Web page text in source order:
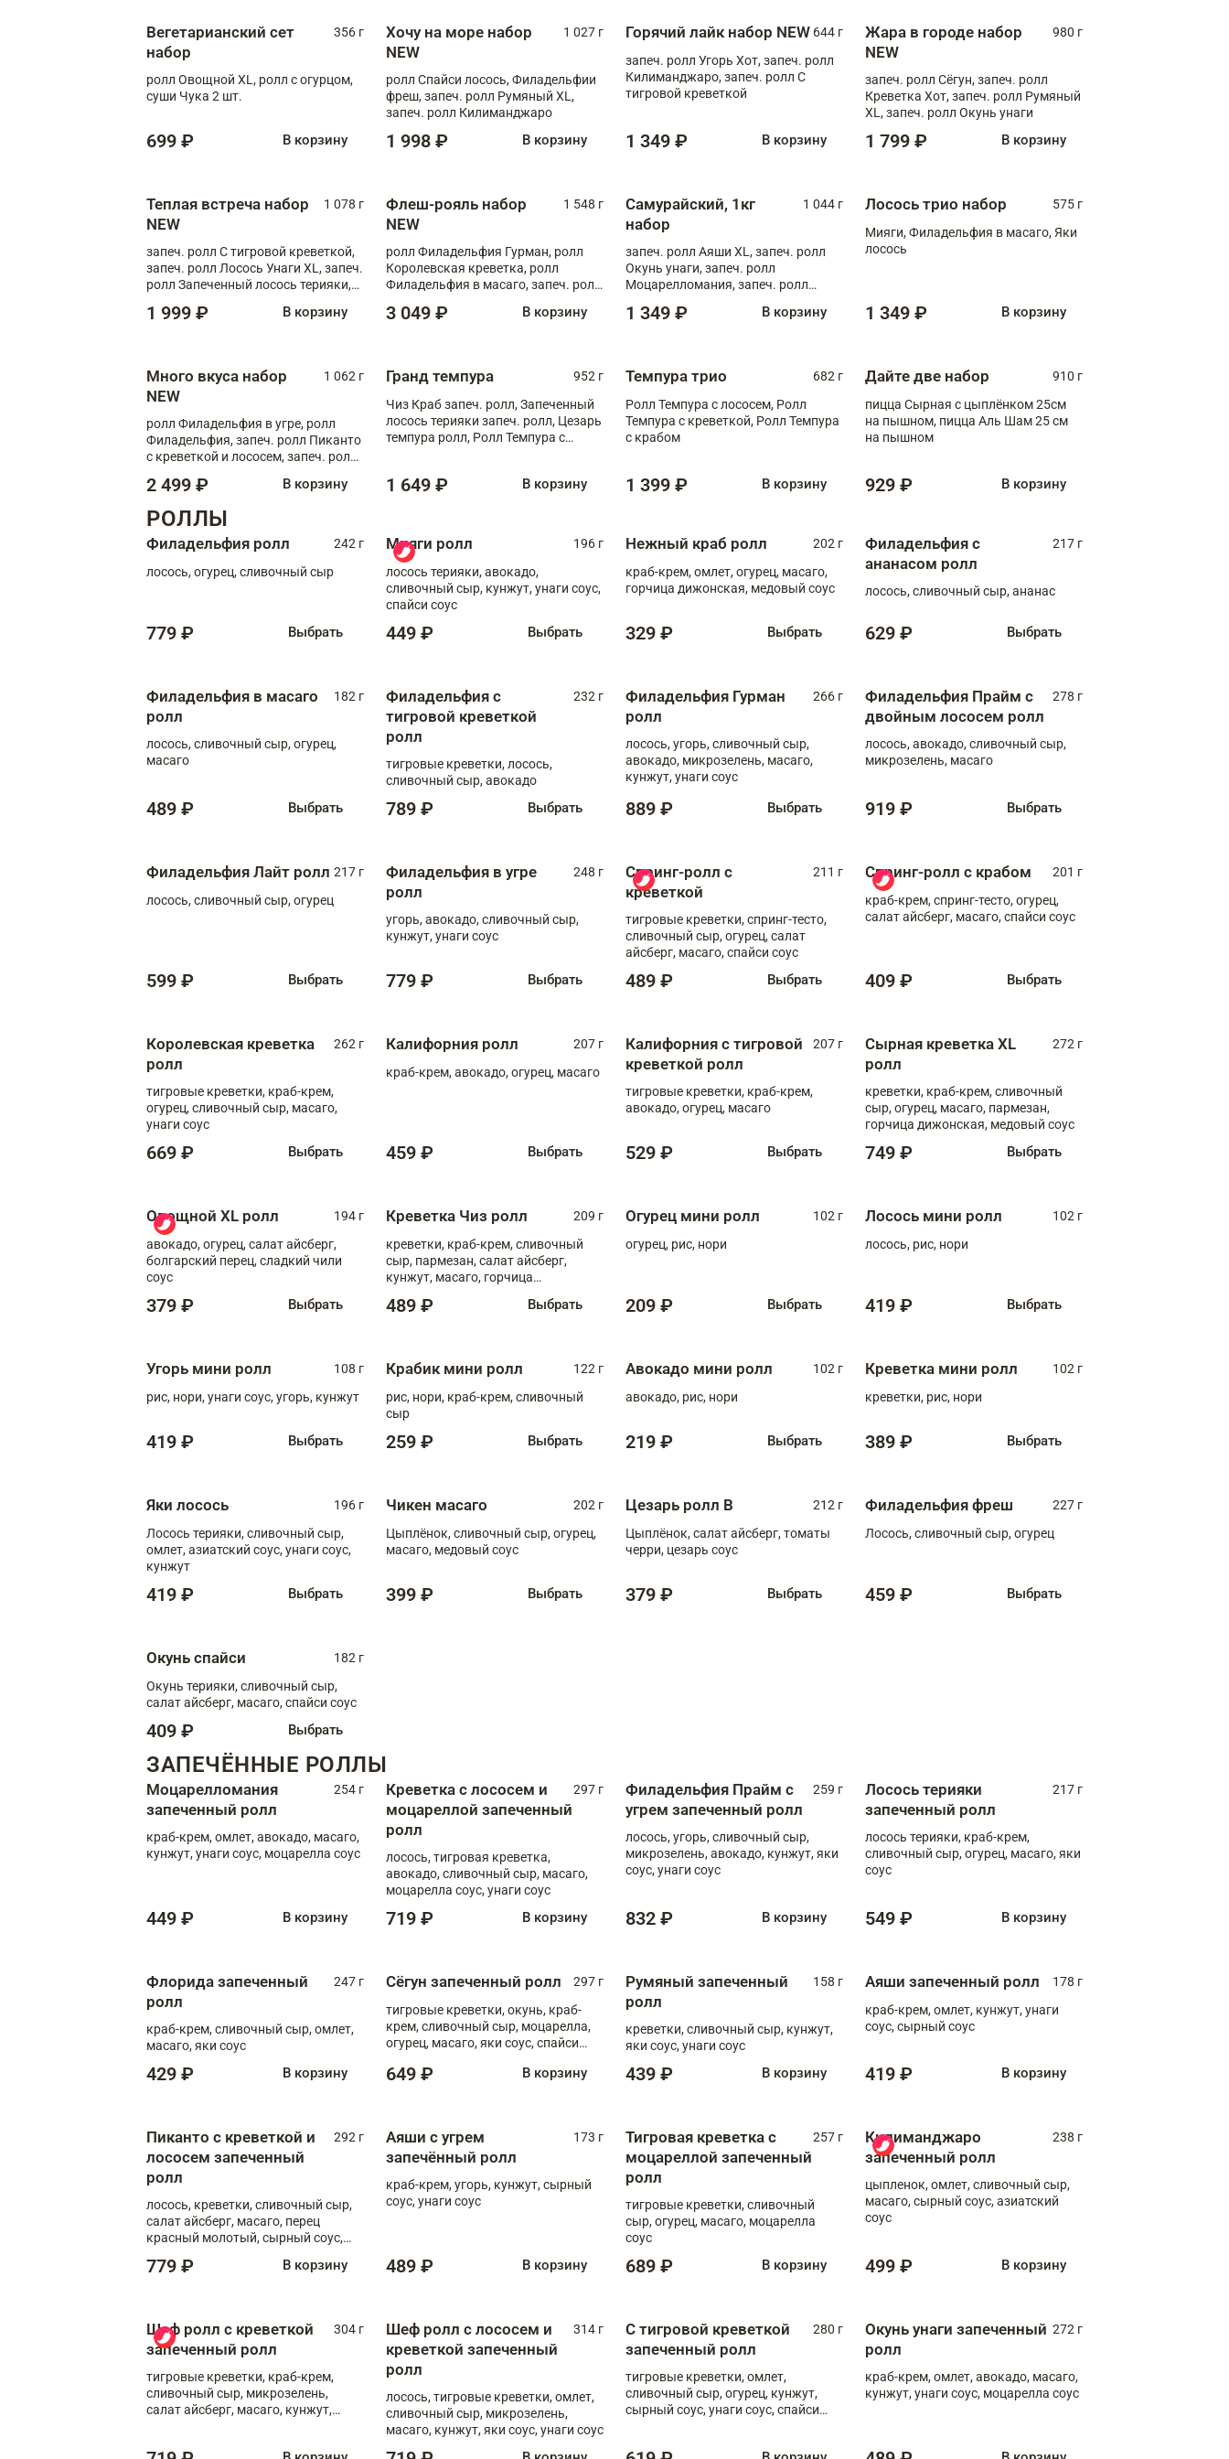
Вегетарианский сет
набор
356 г
ролл Овощной XL, ролл с огурцом,
суши Чука 2 шт.
699 ₽ В корзину
Хочу на море набор
NEW
1 027 г
ролл Спайси лосось, Филадельфии
фреш, запеч. ролл Румяный XL,
запеч. ролл Килиманджаро
1 998 ₽ В корзину
Горячий лайк набор NEW 644 г
запеч. ролл Угорь Хот, запеч. ролл
Килиманджаро, запеч. ролл С
тигровой креветкой
1 349 ₽ В корзину
Жара в городе набор
NEW
980 г
запеч. ролл Сёгун, запеч. ролл
Креветка Хот, запеч. ролл Румяный
XL, запеч. ролл Окунь унаги
1 799 ₽ В корзину
Теплая встреча набор
NEW
1 078 г
запеч. ролл С тигровой креветкой,
запеч. ролл Лосось Унаги XL, запеч.
ролл Запеченный лосось терияки,
1 999 ₽ В корзину
Флеш-рояль набор
NEW
1 548 г
ролл Филадельфия Гурман, ролл
Королевская креветка, ролл
Филадельфия в масаго, запеч. ролл
Тигровая креветка с моцареллой,
3 049 ₽ В корзину
Самурайский, 1кг
набор
1 044 г
запеч. ролл Аяши XL, запеч. ролл
Окунь унаги, запеч. ролл
Моцарелломания, запеч. ролл
1 349 ₽ В корзину
Лосось трио набор
575 г
Мияги, Филадельфия в масаго, Яки
лосось
1 349 ₽ В корзину
Много вкуса набор
NEW
1 062 г
ролл Филадельфия в угре, ролл
Филадельфия, запеч. ролл Пиканто
с креветкой и лососем, запеч. ролл
2 499 ₽ В корзину
Гранд темпура
952 г
Чиз Краб запеч. ролл, Запеченный
лосось терияки запеч. ролл, Цезарь
темпура ролл, Ролл Темпура с
1 649 ₽ В корзину
Темпура трио
682 г
Ролл Темпура с лососем, Ролл
Темпура с креветкой, Ролл Темпура
с крабом
1 399 ₽ В корзину
Дайте две набор
910 г
пицца Сырная с цыплёнком 25см
на пышном, пицца Аль Шам 25 см
на пышном
929 ₽ В корзину
РОЛЛЫ
Филадельфия ролл
242 г
лосось, огурец, сливочный сыр
779 ₽ Выбрать
Мияги ролл
196 г
лосось терияки, авокадо,
сливочный сыр, кунжут, унаги соус,
спайси соус
449 ₽ Выбрать
Нежный краб ролл
202 г
краб-крем, омлет, огурец, масаго,
горчица дижонская, медовый соус
329 ₽ Выбрать
Филадельфия с
ананасом ролл
217 г
лосось, сливочный сыр, ананас
629 ₽ Выбрать
Филадельфия в масаго
ролл
182 г
лосось, сливочный сыр, огурец,
масаго
489 ₽ Выбрать
Филадельфия с
тигровой креветкой
ролл
232 г
тигровые креветки, лосось,
сливочный сыр, авокадо
789 ₽ Выбрать
Филадельфия Гурман
ролл
266 г
лосось, угорь, сливочный сыр,
авокадо, микрозелень, масаго,
кунжут, унаги соус
889 ₽ Выбрать
Филадельфия Прайм с
двойным лососем ролл
278 г
лосось, авокадо, сливочный сыр,
микрозелень, масаго
919 ₽ Выбрать
Филадельфия Лайт ролл 217 г
лосось, сливочный сыр, огурец
599 ₽ Выбрать
Филадельфия в угре
ролл
248 г
угорь, авокадо, сливочный сыр,
кунжут, унаги соус
779 ₽ Выбрать
Спринг-ролл с
креветкой
211 г
тигровые креветки, спринг-тесто,
сливочный сыр, огурец, салат
айсберг, масаго, спайси соус
489 ₽ Выбрать
Спринг-ролл с крабом
201 г
краб-крем, спринг-тесто, огурец,
салат айсберг, масаго, спайси соус
409 ₽ Выбрать
Королевская креветка
ролл
262 г
тигровые креветки, краб-крем,
огурец, сливочный сыр, масаго,
унаги соус
669 ₽ Выбрать
Калифорния ролл
207 г
краб-крем, авокадо, огурец, масаго
459 ₽ Выбрать
Калифорния с тигровой
креветкой ролл
207 г
тигровые креветки, краб-крем,
авокадо, огурец, масаго
529 ₽ Выбрать
Сырная креветка XL
ролл
272 г
креветки, краб-крем, сливочный
сыр, огурец, масаго, пармезан,
горчица дижонская, медовый соус
749 ₽ Выбрать
Овощной XL ролл
194 г
авокадо, огурец, салат айсберг,
болгарский перец, сладкий чили
соус
379 ₽ Выбрать
Креветка Чиз ролл
209 г
креветки, краб-крем, сливочный
сыр, пармезан, салат айсберг,
кунжут, масаго, горчица
489 ₽ Выбрать
Огурец мини ролл
102 г
огурец, рис, нори
209 ₽ Выбрать
Лосось мини ролл
102 г
лосось, рис, нори
419 ₽ Выбрать
Угорь мини ролл
108 г
рис, нори, унаги соус, угорь, кунжут
419 ₽ Выбрать
Крабик мини ролл
122 г
рис, нори, краб-крем, сливочный
сыр
259 ₽ Выбрать
Авокадо мини ролл
102 г
авокадо, рис, нори
219 ₽ Выбрать
Креветка мини ролл
102 г
креветки, рис, нори
389 ₽ Выбрать
Яки лосось
196 г
Лосось терияки, сливочный сыр,
омлет, азиатский соус, унаги соус,
кунжут
419 ₽ Выбрать
Чикен масаго
202 г
Цыплёнок, сливочный сыр, огурец,
масаго, медовый соус
399 ₽ Выбрать
Цезарь ролл В
212 г
Цыплёнок, салат айсберг, томаты
черри, цезарь соус
379 ₽ Выбрать
Филадельфия фреш
227 г
Лосось, сливочный сыр, огурец
459 ₽ Выбрать
Окунь спайси
182 г
Окунь терияки, сливочный сыр,
салат айсберг, масаго, спайси соус
409 ₽ Выбрать
ЗАПЕЧЁННЫЕ РОЛЛЫ
Моцарелломания
запеченный ролл
254 г
краб-крем, омлет, авокадо, масаго,
кунжут, унаги соус, моцарелла соус
449 ₽ В корзину
Креветка с лососем и
моцареллой запеченный
ролл
297 г
лосось, тигровая креветка,
авокадо, сливочный сыр, масаго,
моцарелла соус, унаги соус
719 ₽ В корзину
Филадельфия Прайм с
угрем запеченный ролл
259 г
лосось, угорь, сливочный сыр,
микрозелень, авокадо, кунжут, яки
соус, унаги соус
832 ₽ В корзину
Лосось терияки
запеченный ролл
217 г
лосось терияки, краб-крем,
сливочный сыр, огурец, масаго, яки
соус
549 ₽ В корзину
Флорида запеченный
ролл
247 г
краб-крем, сливочный сыр, омлет,
масаго, яки соус
429 ₽ В корзину
Сёгун запеченный ролл
297 г
тигровые креветки, окунь, краб-
крем, сливочный сыр, моцарелла,
огурец, масаго, яки соус, спайси
649 ₽ В корзину
Румяный запеченный
ролл
158 г
креветки, сливочный сыр, кунжут,
яки соус, унаги соус
439 ₽ В корзину
Аяши запеченный ролл
178 г
краб-крем, омлет, кунжут, унаги
соус, сырный соус
419 ₽ В корзину
Пиканто с креветкой и
лососем запеченный
ролл
292 г
лосось, креветки, сливочный сыр,
салат айсберг, масаго, перец
красный молотый, сырный соус,
779 ₽ В корзину
Аяши с угрем
запечённый ролл
173 г
краб-крем, угорь, кунжут, сырный
соус, унаги соус
489 ₽ В корзину
Тигровая креветка с
моцареллой запеченный
ролл
257 г
тигровые креветки, сливочный
сыр, огурец, масаго, моцарелла
соус
689 ₽ В корзину
Килиманджаро
запеченный ролл
238 г
цыпленок, омлет, сливочный сыр,
масаго, сырный соус, азиатский
соус
499 ₽ В корзину
Шеф ролл с креветкой
запеченный ролл
304 г
тигровые креветки, краб-крем,
сливочный сыр, микрозелень,
салат айсберг, масаго, кунжут,
Шеф ролл с лососем и
креветкой запеченный
ролл
314 г
лосось, тигровые креветки, омлет,
сливочный сыр, микрозелень,
масаго, кунжут, яки соус, унаги соус
С тигровой креветкой
запеченный ролл
280 г
тигровые креветки, омлет,
сливочный сыр, огурец, кунжут,
сырный соус, унаги соус, спайси
Окунь унаги запеченный
ролл
272 г
краб-крем, омлет, авокадо, масаго,
кунжут, унаги соус, моцарелла соус